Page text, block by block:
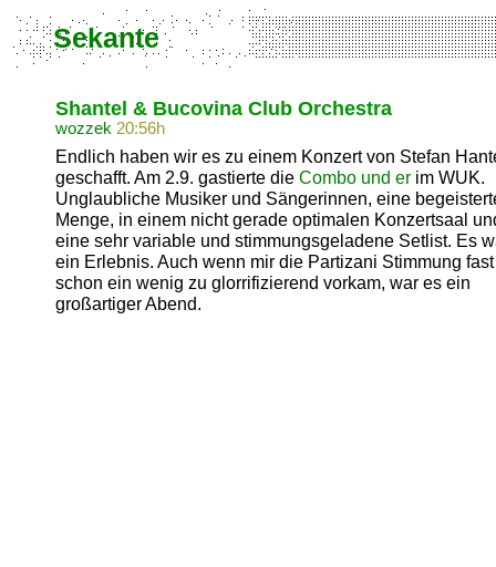
Sekante
Shantel & Bucovina Club Orchestra
wozzek 20:56h
Endlich haben wir es zu einem Konzert von Stefan
geschafft. Am 2.9. gastierte die Combo und er im WUK.
Unglaubliche Musiker und Sängerinnen, eine
Menge, in einem nicht gerade optimalen Konzertsaal
eine sehr variable und stimmungsgeladene Setlist. Es
ein Erlebnis. Auch wenn mir die Partizani Stimmung fast
schon ein wenig zu glorrifizierend vorkam, war es ein
großartiger Abend.